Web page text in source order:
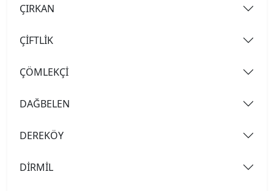
ÇIRKAN
ÇİFTLİK
ÇÖMLEKÇİ
DAĞBELEN
DEREKÖY
DİRMİL